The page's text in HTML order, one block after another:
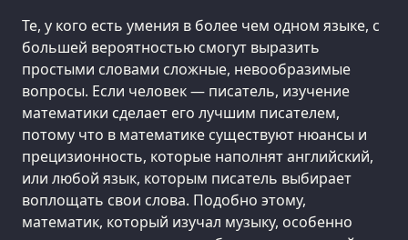
Те, у кого есть умения в более чем одном языке, с
большей вероятностью смогут выразить
простыми словами сложные, невообразимые
вопросы. Если человек — писатель, изучение
математики сделает его лучшим писателем,
потому что в математике существуют нюансы и
прецизионность, которые наполнят английский,
или любой язык, которым писатель выбирает
воплощать свои слова. Подобно этому,
математик, который изучал музыку, особенно